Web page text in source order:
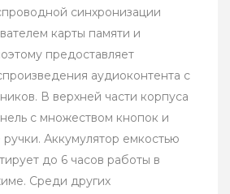
синхронизации
карты памяти и
предоставляет
аудиоконтента с
В верхней части корпуса
с множеством кнопок и
Аккумулятор емкостью
до 6 часов работы в
Среди других